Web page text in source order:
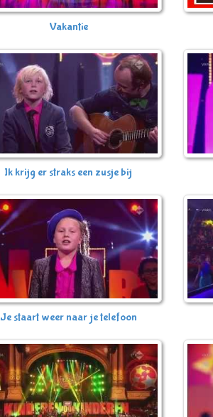
Vakantie
Ik krijg er straks een zusje bij
Je staart weer naar je telefoon